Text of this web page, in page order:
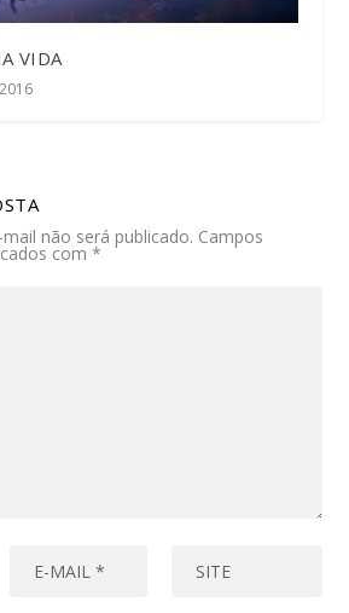
VIDA
não será publicado. Campos
com*